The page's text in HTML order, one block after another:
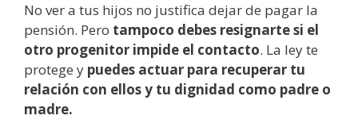
No ver a tus hijos no justifica dejar de pagar la
pensión. Pero tampoco debes resignarte si el
otro progenitor impide el contacto. La ley te
protege y puedes actuar para recuperar tu
relación con ellos y tu dignidad como padre o
madre.